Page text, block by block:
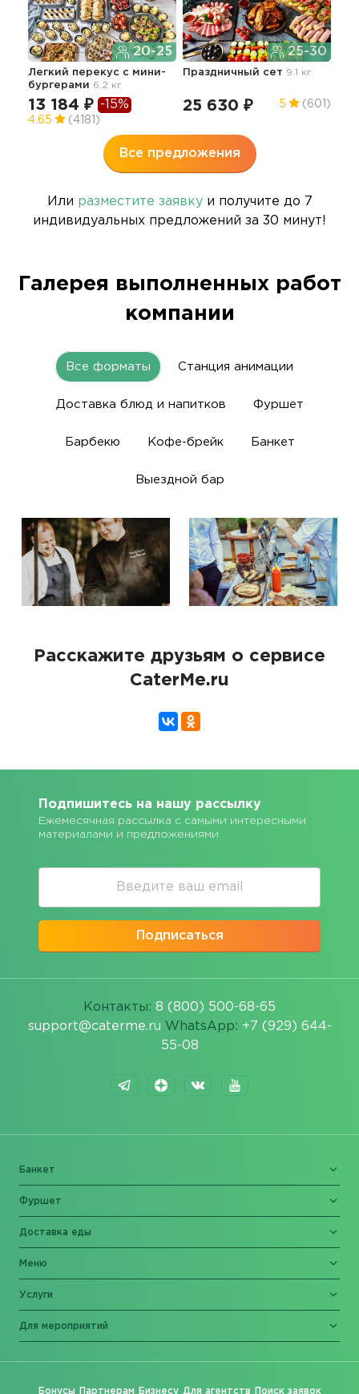
20-25
Легкий перекус c мини-
бургерами 6.2 кг
13 184 ₽ -15%
4.65 (4181)
25-30
Праздничный сет 9.1 кг
25 630 ₽ 5 (601)
Все предложения
Или разместите заявкуи получите до 7
индивидуальных предложений за 30 минут!
Галерея выполненных работ
компании
Все форматы Станция анимации
Доставка блюд и напитков Фуршет
Барбекю Кофе-брейк Банкет
Выездной бар
Расскажите друзьям о сервисе
CaterMe.ru
Подпишитесь на нашу рассылку
Ежемесячная рассылка с самыми интересными
материалами и предложениями
Подписаться
Контакты: 8 (800) 500-68-65
support@caterme.ru WhatsApp: +7 (929) 644-
55-08
Банкет
Фуршет
Доставка еды
Меню
Услуги
Для мероприятий
Бонусы Партнерам Бизнесу Для агентств Поиск заявок